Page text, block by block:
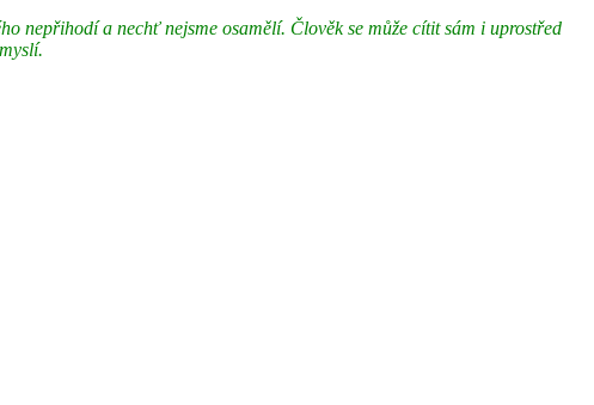
nepřihodí a nechť nejsme osamělí. Člověk se může cítit sám i uprostřed